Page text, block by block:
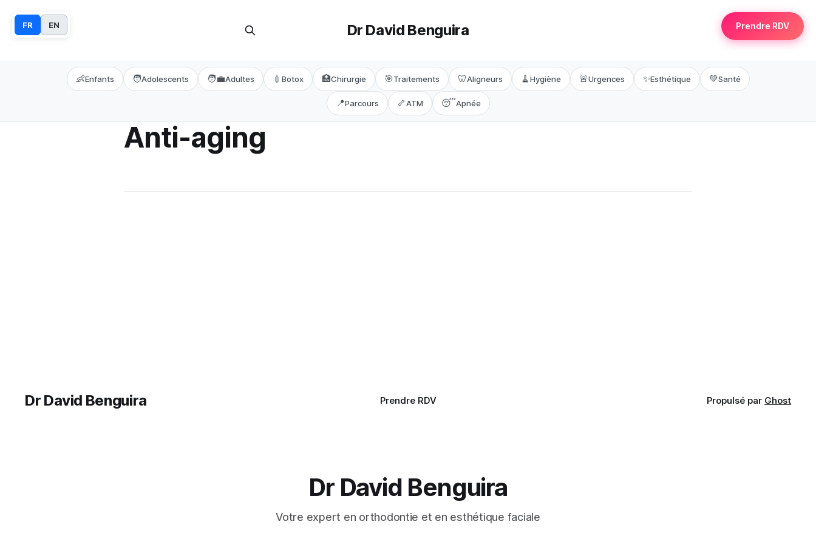
Dr David Benguira
👶Enfants 🧑Adolescents 🧑‍💼Adultes 💉 Botox 🏥Chirurgie 🎯Traitements 🦷Aligneurs 🧹Hygiène 🚨Urgences ✨Esthétique 💚Santé
📍Parcours 🦴ATM 😴Apnée
Anti-aging
Dr David Benguira Prendre RDV Propulsé par Ghost
Dr David Benguira
Votre expert en orthodontie et en esthétique faciale
FR EN Prendre RDV